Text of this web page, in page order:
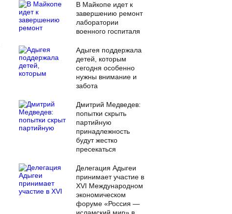
В Майкопе идет к
завершению ремонт
лаборатории
военного госпиталя
Адыгея поддержала
детей, которым
сегодня особенно
нужны внимание и
забота
Дмитрий Медведев:
попытки скрыть
партийную
принадлежность
будут жестко
пресекаться
Делегация Адыгеи
принимает участие в
XVI Международном
экономическом
форуме «Россия —